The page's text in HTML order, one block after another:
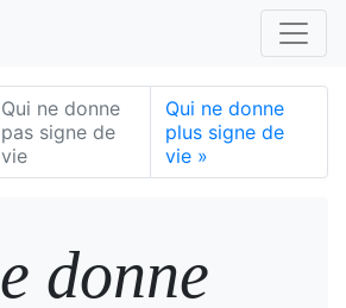
Qui ne donne
pas signe de
vie
Qui ne donne
plus signe de
vie »
donne